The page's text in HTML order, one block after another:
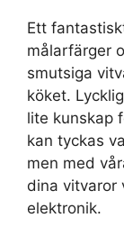
Ett
målarfärger
smutsiga
köket.
lite kunskap
kan tyckas
men med
dina vitvaror
elektronik.